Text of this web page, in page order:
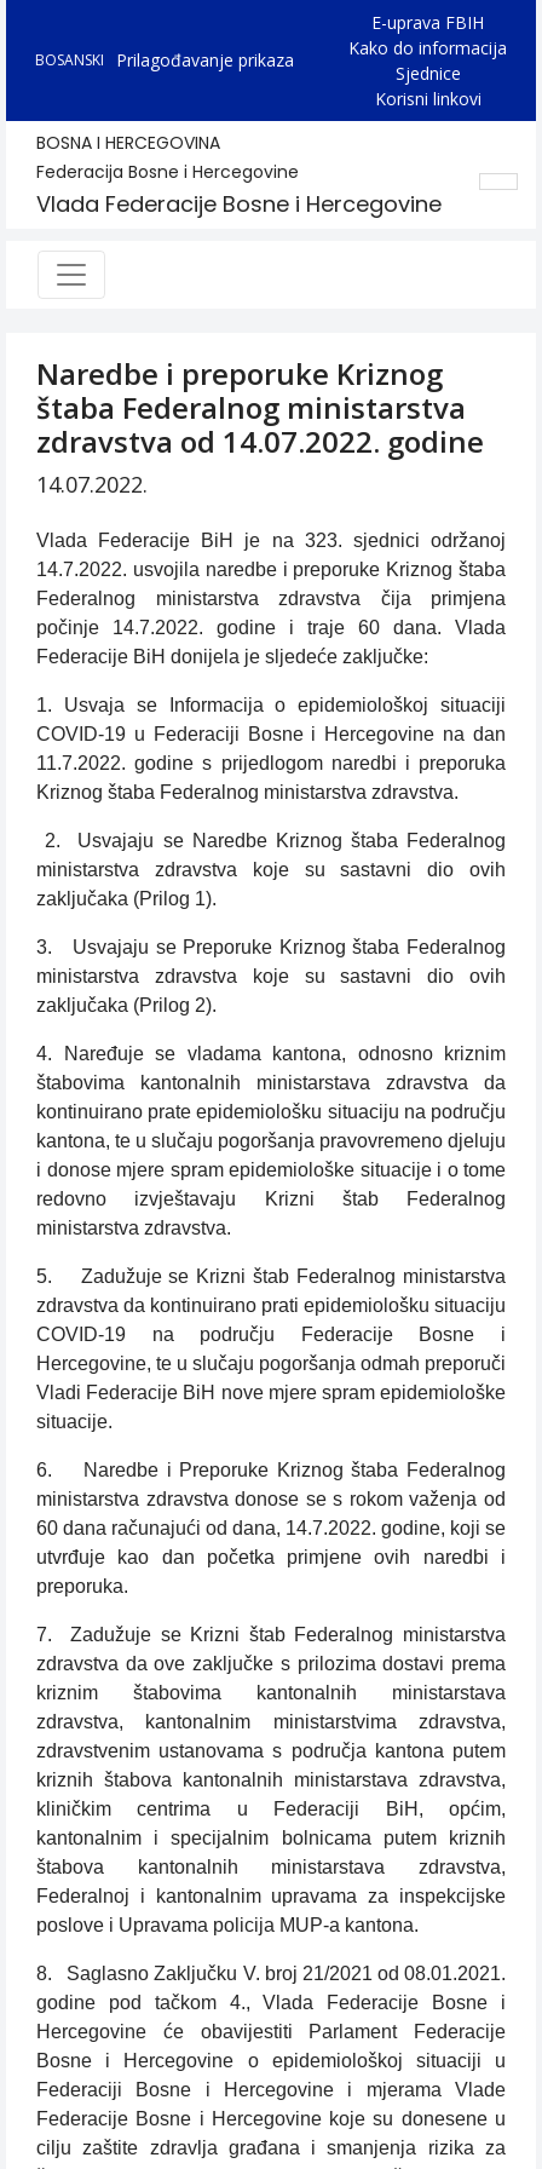
BOSANSKI Prilagođavanje prikaza
E-uprava FBIH
Kako do informacija
Sjednice
Korisni linkovi
BOSNA I HERCEGOVINA
Federacija Bosne i Hercegovine
Vlada Federacije Bosne i Hercegovine
Naredbe i preporuke Kriznog
štaba Federalnog ministarstva
zdravstva od 14.07.2022. godine
14.07.2022.
Vlada Federacije BiH je na 323. sjednici održanoj
14.7.2022. usvojila naredbe i preporuke Kriznog štaba
Federalnog ministarstva zdravstva čija primjena
počinje 14.7.2022. godine i traje 60 dana. Vlada
Federacije BiH donijela je sljedeće zaključke:
1. Usvaja se Informacija o epidemiološkoj situaciji
COVID-19 u Federaciji Bosne i Hercegovine na dan
11.7.2022. godine s prijedlogom naredbi i preporuka
Kriznog štaba Federalnog ministarstva zdravstva.
2. Usvajaju se Naredbe Kriznog štaba Federalnog
ministarstva zdravstva koje su sastavni dio ovih
zaključaka (Prilog 1).
3. Usvajaju se Preporuke Kriznog štaba Federalnog
ministarstva zdravstva koje su sastavni dio ovih
zaključaka (Prilog 2).
4. Naređuje se vladama kantona, odnosno kriznim
štabovima kantonalnih ministarstava zdravstva da
kontinuirano prate epidemiološku situaciju na području
kantona, te u slučaju pogoršanja pravovremeno djeluju
i donose mjere spram epidemiološke situacije i o tome
redovno izvještavaju Krizni štab Federalnog
ministarstva zdravstva.
5. Zadužuje se Krizni štab Federalnog ministarstva
zdravstva da kontinuirano prati epidemiološku situaciju
COVID-19 na području Federacije Bosne i
Hercegovine, te u slučaju pogoršanja odmah preporuči
Vladi Federacije BiH nove mjere spram epidemiološke
situacije.
6. Naredbe i Preporuke Kriznog štaba Federalnog
ministarstva zdravstva donose se s rokom važenja od
60 dana računajući od dana, 14.7.2022. godine, koji se
utvrđuje kao dan početka primjene ovih naredbi i
preporuka.
7. Zadužuje se Krizni štab Federalnog ministarstva
zdravstva da ove zaključke s prilozima dostavi prema
kriznim štabovima kantonalnih ministarstava
zdravstva, kantonalnim ministarstvima zdravstva,
zdravstvenim ustanovama s područja kantona putem
kriznih štabova kantonalnih ministarstava zdravstva,
kliničkim centrima u Federaciji BiH, općim,
kantonalnim i specijalnim bolnicama putem kriznih
štabova kantonalnih ministarstava zdravstva,
Federalnoj i kantonalnim upravama za inspekcijske
poslove i Upravama policija MUP-a kantona.
8. Saglasno Zaključku V. broj 21/2021 od 08.01.2021.
godine pod tačkom 4., Vlada Federacije Bosne i
Hercegovine će obavijestiti Parlament Federacije
Bosne i Hercegovine o epidemiološkoj situaciji u
Federaciji Bosne i Hercegovine i mjerama Vlade
Federacije Bosne i Hercegovine koje su donesene u
cilju zaštite zdravlja građana i smanjenja rizika za